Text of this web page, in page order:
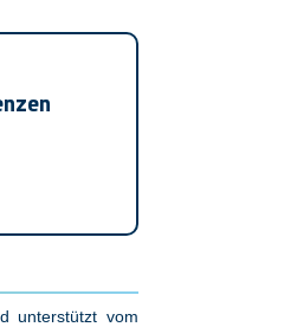
unterstützt vom